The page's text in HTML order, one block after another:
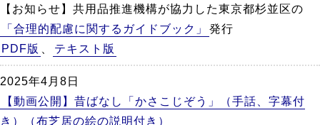
【お知らせ】共用品推進機構が協力した東京都杉並区の
「合理的配慮に関するガイドブック」
発行
PDF版
テキスト版
2025年4月8日
【動画公開】昔ばなし「かさこじぞう」（手話、字幕付
き）（布芝居の絵の説明付き）